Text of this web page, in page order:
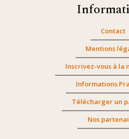
Contact
Mentions
Inscrivez-vous à la
Informations
Télécharger un
Nos